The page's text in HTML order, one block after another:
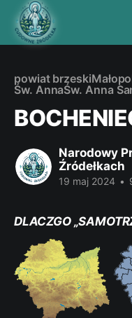
powiat brzeski
Św. AnnaŚw. Anna
Narodowy
Źródełkach
19 maj 2024 •
DLACZGO